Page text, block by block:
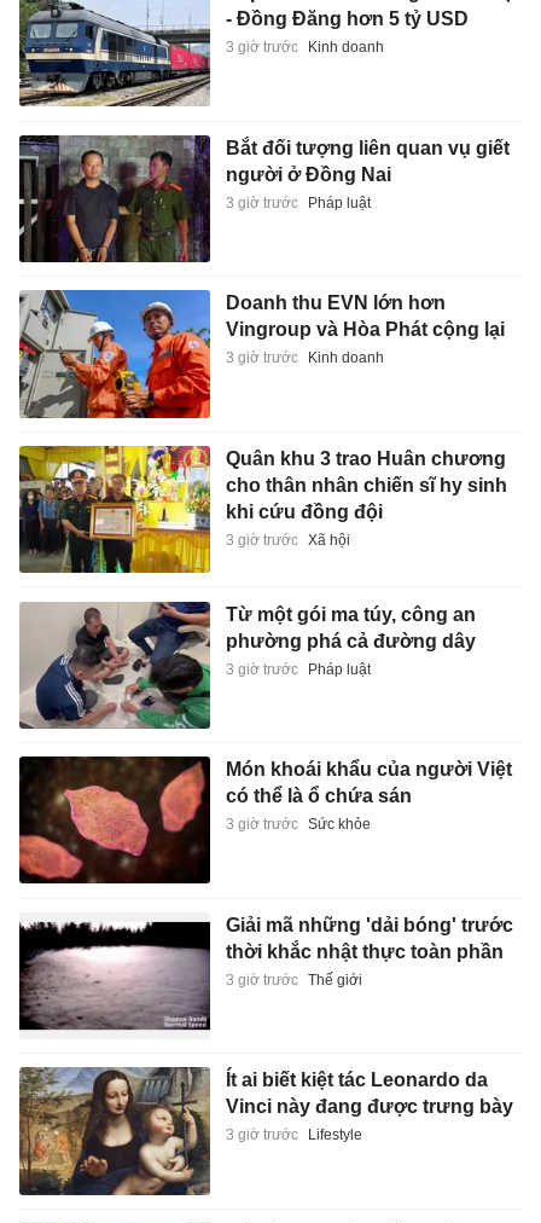
- Đồng Đăng hơn 5 tỷ USD
3 giờ trước Kinh doanh
Bắt đối tượng liên quan vụ giết
người ở Đồng Nai
3 giờ trước Pháp luật
Doanh thu EVN lớn hơn
Vingroup và Hòa Phát cộng lại
3 giờ trước Kinh doanh
Quân khu 3 trao Huân chương
cho thân nhân chiến sĩ hy sinh
khi cứu đồng đội
3 giờ trước Xã hội
Từ một gói ma túy, công an
phường phá cả đường dây
3 giờ trước Pháp luật
Món khoái khẩu của người Việt
có thể là ổ chứa sán
3 giờ trước Sức khỏe
Giải mã những 'dải bóng' trước
thời khắc nhật thực toàn phần
3 giờ trước Thế giới
Ít ai biết kiệt tác Leonardo da
Vinci này đang được trưng bày
3 giờ trước Lifestyle